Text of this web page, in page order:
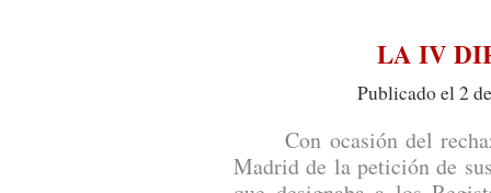
LA IV
Publicado el 2
Con ocasión del
Madrid de la petición de